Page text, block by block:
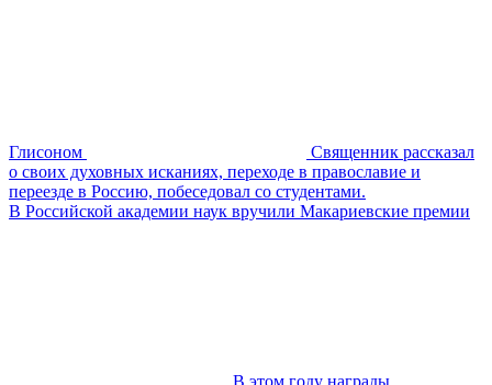
Глисоном
Священник рассказал
о своих духовных исканиях, переходе в православие и
переезде в Россию, побеседовал со студентами.
В Российской академии наук вручили Макариевские премии
В этом году награды